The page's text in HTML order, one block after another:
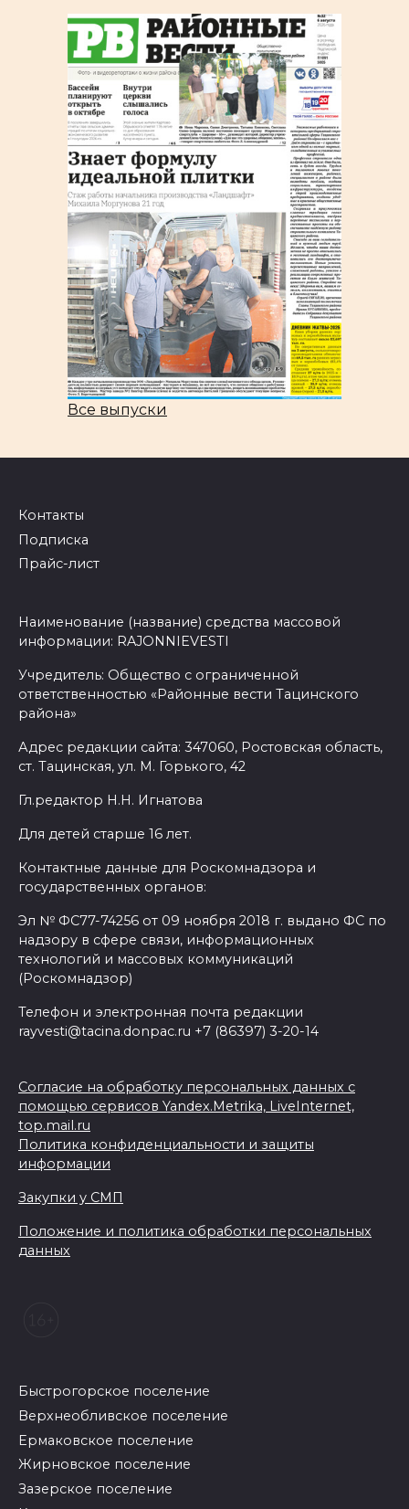
Все выпуски
Контакты
Подписка
Прайс-лист
Наименование (название) средства массовой
информации: RAJONNIEVESTI
Учредитель: Общество с ограниченной
ответственностью «Районные вести Тацинского
района»
Адрес редакции сайта: 347060, Ростовская область,
ст. Тацинская, ул. М. Горького, 42
Гл.редактор Н.Н. Игнатова
Для детей старше 16 лет.
Контактные данные для Роскомнадзора и
государственных органов:
Эл № ФС77-74256 от 09 ноября 2018 г. выдано ФС по
надзору в сфере связи, информационных
технологий и массовых коммуникаций
(Роскомнадзор)
Телефон и электронная почта редакции
rayvesti@tacina.donpac.ru +7 (86397) 3-20-14
Согласие на обработку персональных данных с
помощью сервисов Yandex.Metrika, LiveInternet,
top.mail.ru
Политика конфиденциальности и защиты
информации
Закупки у СМП
Положение и политика обработки персональных
данных
Быстрогорское поселение
Верхнеобливское поселение
Ермаковское поселение
Жирновское поселение
Зазерское поселение